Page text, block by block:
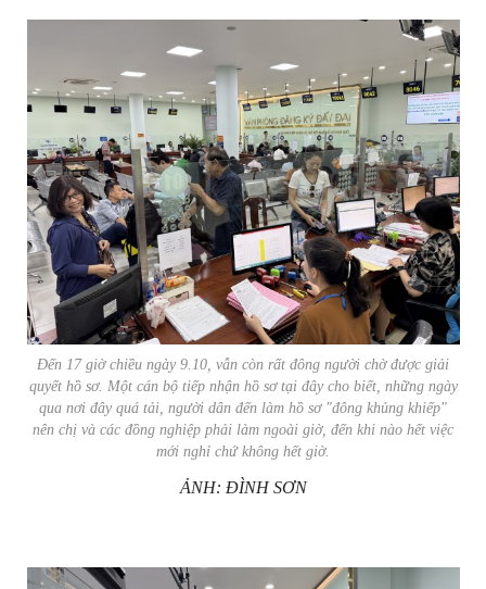
Đến 17 giờ chiều ngày 9.10, vẫn còn rất đông người chờ được giải
quyết hồ sơ. Một cán bộ tiếp nhận hồ sơ tại đây cho biết, những ngày
qua nơi đây quá tải, người dân đến làm hồ sơ "đông khủng khiếp"
nên chị và các đồng nghiệp phải làm ngoài giờ, đến khi nào hết việc
mới nghỉ chứ không hết giờ.
ẢNH: ĐÌNH SƠN